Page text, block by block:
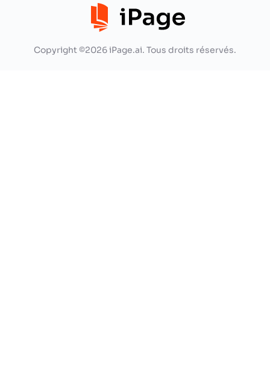
Copyright ©2026 iPage.ai. Tous droits réservés.